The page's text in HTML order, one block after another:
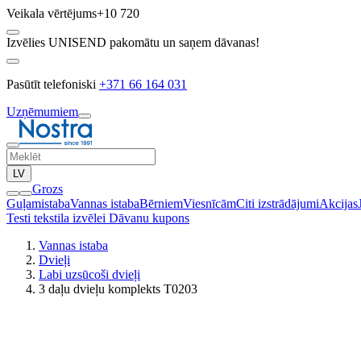
Veikala vērtējums+10 720
Izvēlies UNISEND pakomātu un saņem dāvanas!
Pasūtīt telefoniski +371 66 164 031
Uzņēmumiem
LV
Grozs
GuļamistabaVannas istabaBērniemViesnīcāmCiti izstrādājumiAkcijas
Testi tekstila izvēlei Dāvanu kupons
Vannas istaba
Dvieļi
Labi uzsūcoši dvieļi
3 daļu dvieļu komplekts T0203